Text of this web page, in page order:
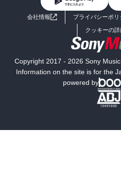
ライトノベル
ミステリー
よくあるご質問
会社情報 プライバシーポリ
クッキーの詳
Copyright 2017 - 2026 Sony
Information on the site is for the
powered by